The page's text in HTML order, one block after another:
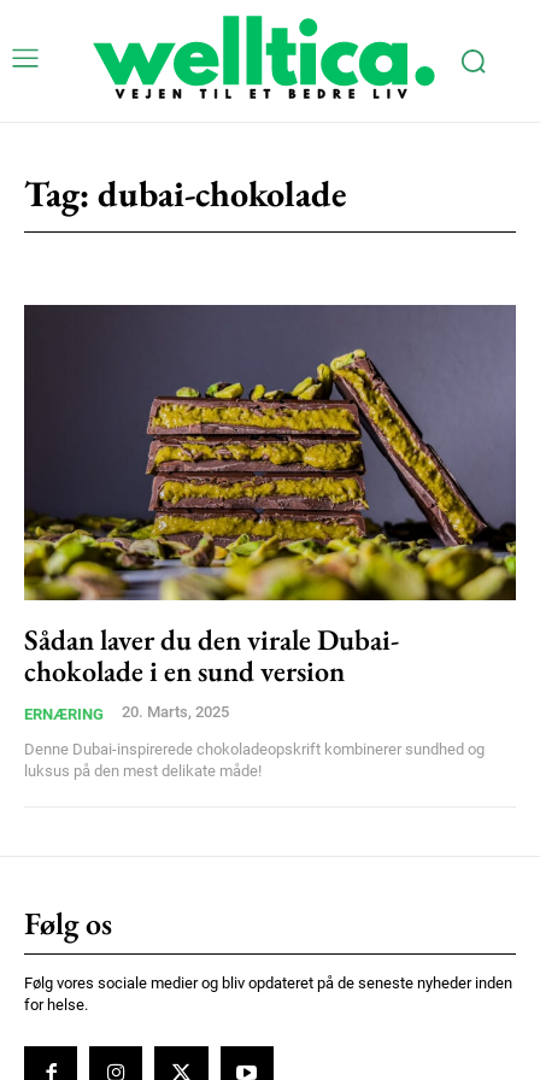
Subscription Plans
Gratis / forever
Etiam est nibh, lobortis sit
Praesent euismod ac
Ut mollis pellentesque tortor
Nullam eu erat condimentum
Donec quis est ac felis
Orci varius natoque dolor
100DKK
Etiam est nibh, lobortis sit
Tag: dubai-chokolade
Sådan laver du den virale Dubai-
chokolade i en sund version
ERNÆRING 20. Marts, 2025
Denne Dubai-inspirerede chokoladeopskrift kombinerer sundhed og
luksus på den mest delikate måde!
Følg os
Følg vores sociale medier og bliv opdateret på de seneste nyheder inden
for helse.